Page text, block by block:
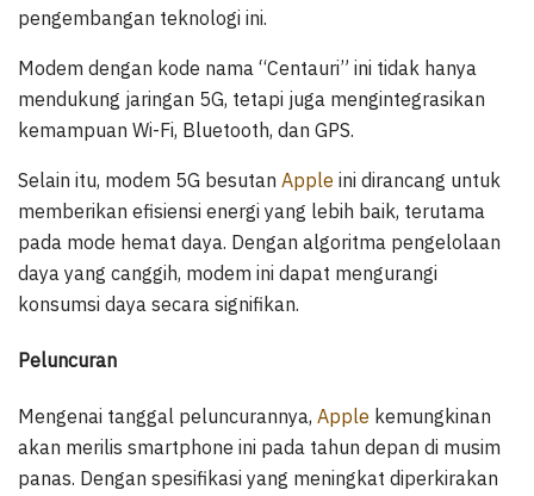
pengembangan teknologi ini.
Modem dengan kode nama “Centauri” ini tidak hanya
mendukung jaringan 5G, tetapi juga mengintegrasikan
kemampuan Wi-Fi, Bluetooth, dan GPS.
Selain itu, modem 5G besutan Apple ini dirancang untuk
memberikan efisiensi energi yang lebih baik, terutama
pada mode hemat daya. Dengan algoritma pengelolaan
daya yang canggih, modem ini dapat mengurangi
konsumsi daya secara signifikan.
Peluncuran
Mengenai tanggal peluncurannya, Apple kemungkinan
akan merilis smartphone ini pada tahun depan di musim
panas. Dengan spesifikasi yang meningkat diperkirakan